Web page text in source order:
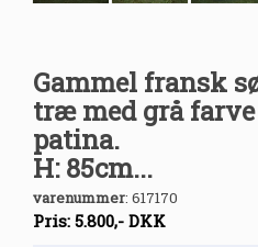
Gammel fransk
træ med grå
patina.
H: 85cm...
varenummer: 617170
Pris: 5.800,- DKK